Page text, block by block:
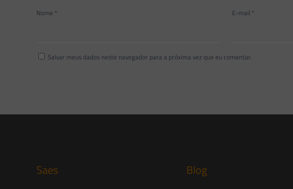
Nome * E-mail *
Salvar meus dados neste navegador para a próxima vez que eu comentar.
Saes Blog